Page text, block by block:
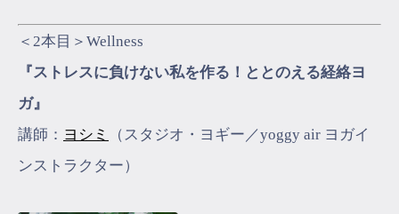
＜2本目＞Wellness
『ストレスに負けない私を作る！ととのえる経絡ヨ
ガ』
講師： ヨシミ
（スタジオ・ヨギー／yoggy air ヨガイ
ンストラクター）